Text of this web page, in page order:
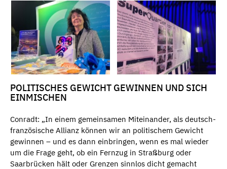
POLITISCHES GEWICHT GEWINNEN UND SICH
EINMISCHEN
Conradt: „In einem gemeinsamen Miteinander, als deutsch-
französische Allianz können wir an politischem Gewicht
gewinnen – und es dann einbringen, wenn es mal wieder
um die Frage geht, ob ein Fernzug in Straßburg oder
Saarbrücken hält oder Grenzen sinnlos dicht gemacht